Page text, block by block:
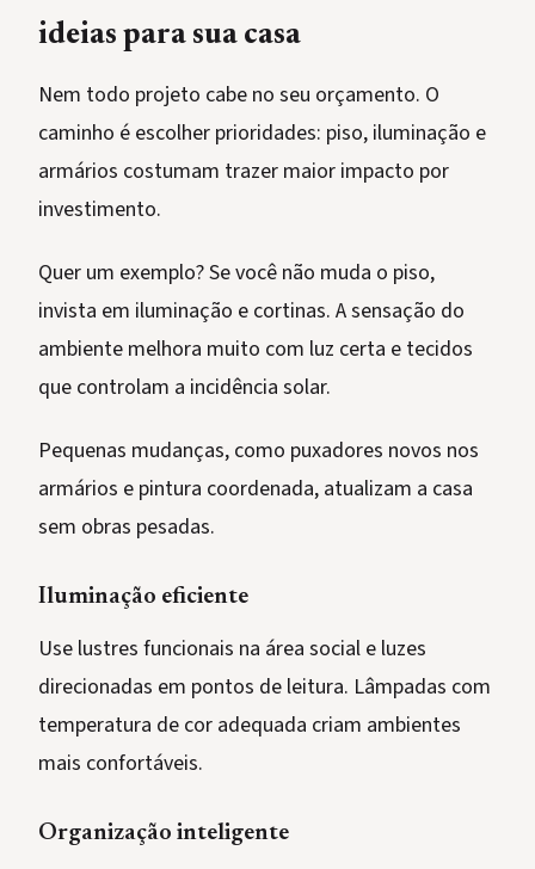
ideias para sua casa
Nem todo projeto cabe no seu orçamento. O
caminho é escolher prioridades: piso, iluminação e
armários costumam trazer maior impacto por
investimento.
Quer um exemplo? Se você não muda o piso,
invista em iluminação e cortinas. A sensação do
ambiente melhora muito com luz certa e tecidos
que controlam a incidência solar.
Pequenas mudanças, como puxadores novos nos
armários e pintura coordenada, atualizam a casa
sem obras pesadas.
Iluminação eficiente
Use lustres funcionais na área social e luzes
direcionadas em pontos de leitura. Lâmpadas com
temperatura de cor adequada criam ambientes
mais confortáveis.
Organização inteligente